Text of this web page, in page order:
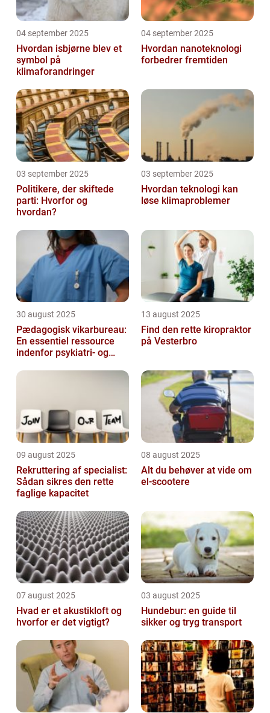
04 september 2025
Hvordan isbjørne blev et
symbol på
klimaforandringer
04 september 2025
Hvordan nanoteknologi
forbedrer fremtiden
03 september 2025
Politikere, der skiftede
parti: Hvorfor og
hvordan?
03 september 2025
Hvordan teknologi kan
løse klimaproblemer
30 august 2025
Pædagogisk vikarbureau:
En essentiel ressource
indenfor psykiatri- og
13 august 2025
Find den rette kiropraktor
på Vesterbro
09 august 2025
Rekruttering af specialist:
Sådan sikres den rette
faglige kapacitet
08 august 2025
Alt du behøver at vide om
el-scootere
07 august 2025
Hvad er et akustikloft og
hvorfor er det vigtigt?
03 august 2025
Hundebur: en guide til
sikker og tryg transport